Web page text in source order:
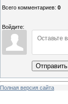
Всего комментариев: 0
Войдите:
Отправить
Полная версия сайта